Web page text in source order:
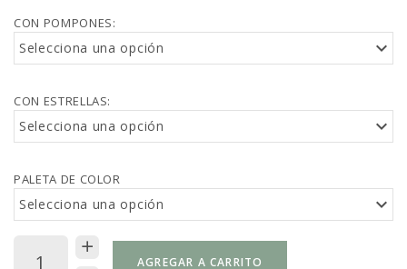
CON POMPONES:
Selecciona una opción
CON ESTRELLAS:
Selecciona una opción
PALETA DE COLOR
Selecciona una opción
AGREGAR A CARRITO